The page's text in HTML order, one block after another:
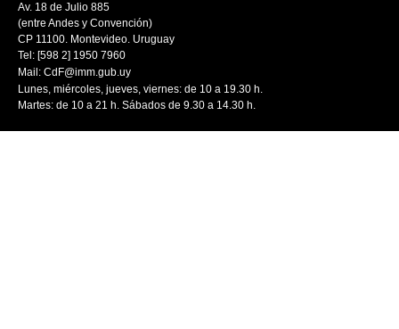
Av. 18 de Julio 885
(entre Andes y Convención)
CP 11100. Montevideo. Uruguay
Tel: [598 2] 1950 7960
Mail: CdF@imm.gub.uy
Lunes, miércoles, jueves, viernes: de 10 a 19.30 h.
Martes: de 10 a 21 h. Sábados de 9.30 a 14.30 h.